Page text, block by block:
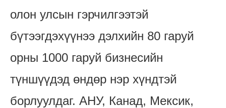
олон улсын гэрчилгээтэй
бүтээгдэхүүнээ дэлхийн 80 гаруй
орны 1000 гаруй бизнесийн
түншүүдэд өндөр нэр хүндтэй
борлуулдаг. АНУ, Канад, Мексик,